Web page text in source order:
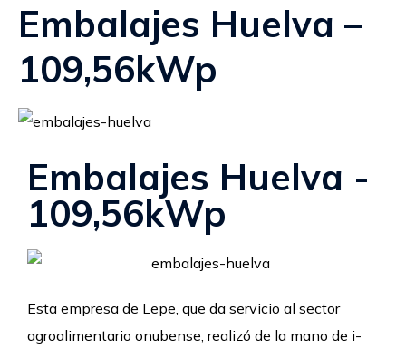
Embalajes Huelva –
109,56kWp
Embalajes Huelva -
109,56kWp
Esta empresa de Lepe, que da servicio al sector
agroalimentario onubense, realizó de la mano de i-